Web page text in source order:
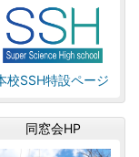
校SSH特設ページ
同窓会HP